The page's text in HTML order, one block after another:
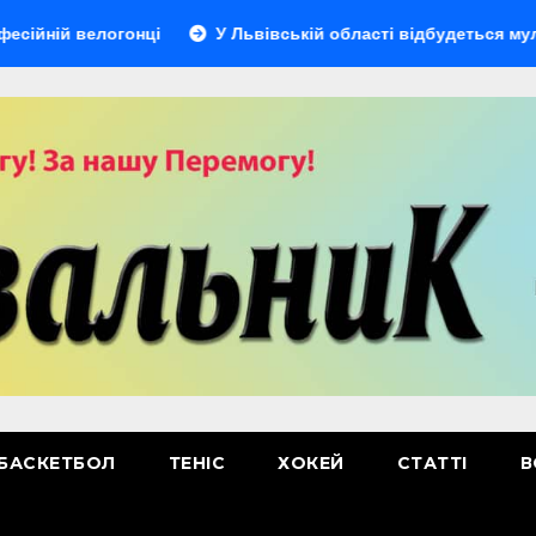
У Львівській області відбудеться
ТЕНІС ХОКЕЙ СТАТТІ